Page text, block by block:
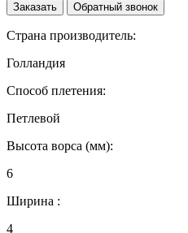
Заказать Обратный звонок
Страна производитель:
Голландия
Способ плетения:
Петлевой
Высота ворса (мм):
6
Ширина :
4